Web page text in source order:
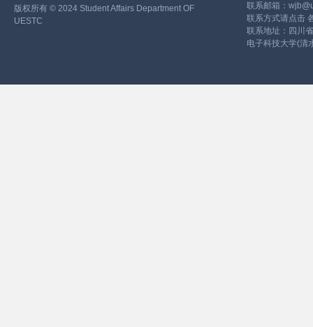
版权所有 © 2024 Student Affairs Department OF
UESTC
联系邮箱：
联系方式请点击
联系地址：四川
电子科技大学(清